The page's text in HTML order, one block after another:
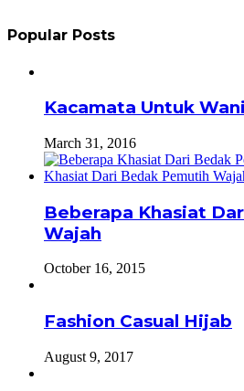
Popular Posts
Kacamata Untuk
March 31, 2016
Beberapa Khasiat
Wajah
October 16, 2015
Fashion Casual Hijab
August 9, 2017